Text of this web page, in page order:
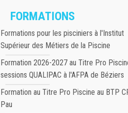
FORMATIONS
Formations pour les pisciniers à l'Institut
Supérieur des Métiers de la Piscine
Formation 2026-2027 au Titre Pro
sessions QUALIPAC à l'AFPA de Béziers
Formation au Titre Pro Piscine au BTP
Pau